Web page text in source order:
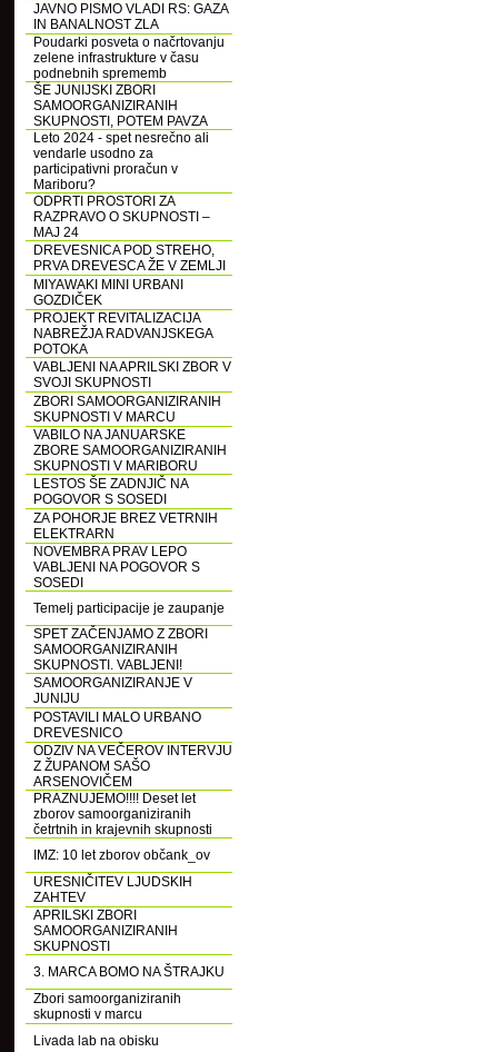
JAVNO PISMO VLADI RS: GAZA
IN BANALNOST ZLA
Poudarki posveta o načrtovanju
zelene infrastrukture v času
podnebnih sprememb
ŠE JUNIJSKI ZBORI
SAMOORGANIZIRANIH
SKUPNOSTI, POTEM PAVZA
Leto 2024 - spet nesrečno ali
vendarle usodno za
participativni proračun v
Mariboru?
ODPRTI PROSTORI ZA
RAZPRAVO O SKUPNOSTI –
MAJ 24
DREVESNICA POD STREHO,
PRVA DREVESCA ŽE V ZEMLJI
MIYAWAKI MINI URBANI
GOZDIČEK
PROJEKT REVITALIZACIJA
NABREŽJA RADVANJSKEGA
POTOKA
VABLJENI NA APRILSKI ZBOR V
SVOJI SKUPNOSTI
ZBORI SAMOORGANIZIRANIH
SKUPNOSTI V MARCU
VABILO NA JANUARSKE
ZBORE SAMOORGANIZIRANIH
SKUPNOSTI V MARIBORU
LESTOS ŠE ZADNJIČ NA
POGOVOR S SOSEDI
ZA POHORJE BREZ VETRNIH
ELEKTRARN
NOVEMBRA PRAV LEPO
VABLJENI NA POGOVOR S
SOSEDI
Temelj participacije je zaupanje
SPET ZAČENJAMO Z ZBORI
SAMOORGANIZIRANIH
SKUPNOSTI. VABLJENI!
SAMOORGANIZIRANJE V
JUNIJU
POSTAVILI MALO URBANO
DREVESNICO
ODZIV NA VEČEROV INTERVJU
Z ŽUPANOM SAŠO
ARSENOVIČEM
PRAZNUJEMO!!!! Deset let
zborov samoorganiziranih
četrtnih in krajevnih skupnosti
IMZ: 10 let zborov občank_ov
URESNIČITEV LJUDSKIH
ZAHTEV
APRILSKI ZBORI
SAMOORGANIZIRANIH
SKUPNOSTI
3. MARCA BOMO NA ŠTRAJKU
Zbori samoorganiziranih
skupnosti v marcu
Livada lab na obisku